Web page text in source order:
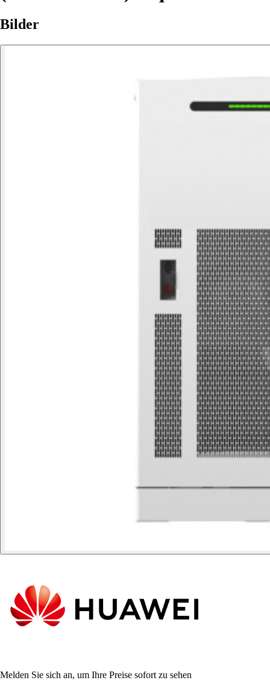
Bilder
Melden Sie sich an, um Ihre Preise sofort zu sehen